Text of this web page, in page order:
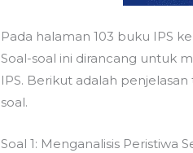
Pada halaman 103 buku IPS
Soal-soal ini dirancang untuk
IPS. Berikut adalah
soal.
Soal 1: Menganalisis Peristiwa